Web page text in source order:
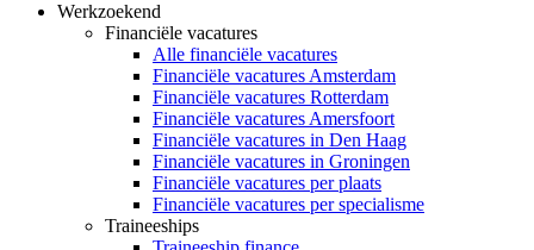
Werkzoekend
Financiële vacatures
Alle financiële vacatures
Financiële vacatures Amsterdam
Financiële vacatures Rotterdam
Financiële vacatures Amersfoort
Financiële vacatures in Den Haag
Financiële vacatures in Groningen
Financiële vacatures per plaats
Financiële vacatures per specialisme
Traineeships